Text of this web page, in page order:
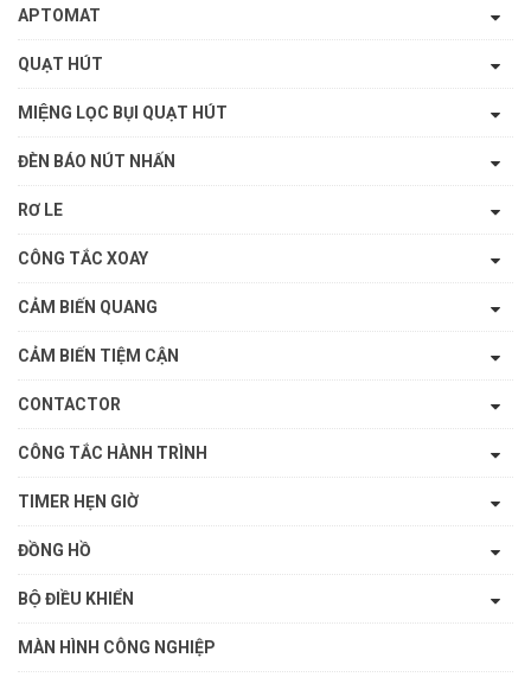
APTOMAT
QUẠT HÚT
MIỆNG LỌC BỤI QUẠT HÚT
ĐÈN BÁO NÚT NHẤN
RƠ LE
CÔNG TẮC XOAY
CẢM BIẾN QUANG
CẢM BIẾN TIỆM CẬN
CONTACTOR
CÔNG TẮC HÀNH TRÌNH
TIMER HẸN GIỜ
ĐỒNG HỒ
BỘ ĐIỀU KHIỂN
MÀN HÌNH CÔNG NGHIỆP